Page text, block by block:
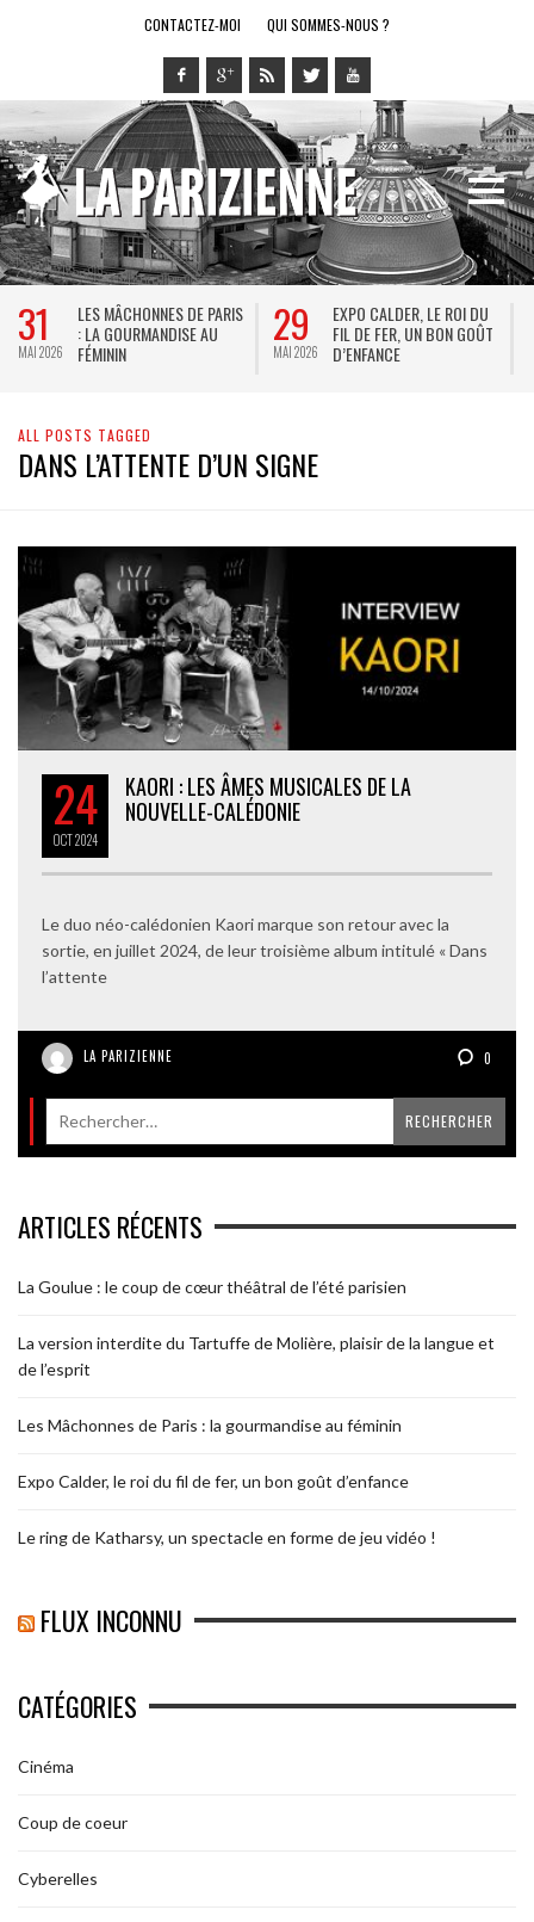
CONTACTEZ-MOI QUI SOMMES-NOUS ?
31
MAI 2026
LES MÂCHONNES DE PARIS
: LA GOURMANDISE AU
FÉMININ
29
MAI 2026
EXPO CALDER, LE ROI DU
FIL DE FER, UN BON GOÛT
D’ENFANCE
ALL POSTS TAGGED
DANS L’ATTENTE D’UN SIGNE
24
OCT2024
KAORI : LES ÂMES MUSICALES DE LA
NOUVELLE-CALÉDONIE
Le duo néo-calédonien Kaori marque son retour avec la
sortie, en juillet 2024, de leur troisième album intitulé « Dans
l’attente
LA PARIZIENNE 0
ARTICLES RÉCENTS
La Goulue : le coup de cœur théâtral de l’été parisien
La version interdite du Tartuffe de Molière, plaisir de la langue et
de l’esprit
Les Mâchonnes de Paris : la gourmandise au féminin
Expo Calder, le roi du fil de fer, un bon goût d’enfance
Le ring de Katharsy, un spectacle en forme de jeu vidéo !
FLUX INCONNU
CATÉGORIES
Cinéma
Coup de coeur
Cyberelles